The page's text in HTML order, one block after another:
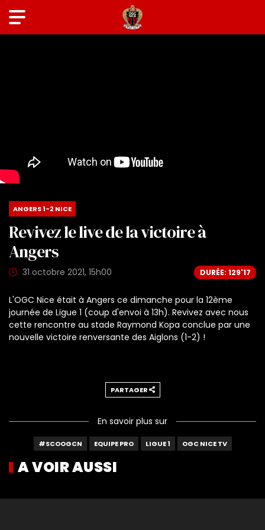
ANGERS 1-2 NICE
Revivez le live de la victoire à
Angers
31 octobre 2021, 15h00 DURÉE: 129'17
L'OGC Nice était à Angers ce dimanche pour la 12ème
journée de Ligue 1 (coup d'envoi à 13h). Revivez avec nous
cette rencontre au stade Raymond Kopa conclue par une
nouvelle victoire renversante des Aiglons (1-2) !
PARTAGER
En savoir plus sur
#SCOOGCN EQUIPE PRO LIGUE 1 OGC NICE TV
A VOIR AUSSI